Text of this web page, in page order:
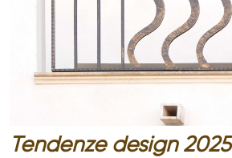
Tendenze design 2025